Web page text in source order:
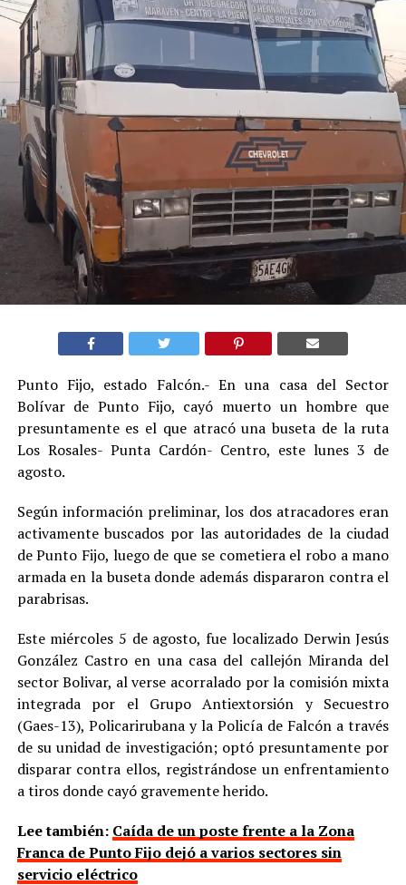
Punto Fijo, estado Falcón.- En una casa del Sector
Bolívar de Punto Fijo, cayó muerto un hombre que
presuntamente es el que atracó una buseta de la ruta
Los Rosales- Punta Cardón- Centro, este lunes 3 de
agosto.
Según información preliminar, los dos atracadores eran
activamente buscados por las autoridades de la ciudad
de Punto Fijo, luego de que se cometiera el robo a mano
armada en la buseta donde además dispararon contra el
parabrisas.
Este miércoles 5 de agosto, fue localizado Derwin Jesús
González Castro en una casa del callejón Miranda del
sector Bolivar, al verse acorralado por la comisión mixta
integrada por el Grupo Antiextorsión y Secuestro
(Gaes-13), Policarirubana y la Policía de Falcón a través
de su unidad de investigación; optó presuntamente por
disparar contra ellos, registrándose un enfrentamiento
a tiros donde cayó gravemente herido.
Lee también: Caída de un poste frente a la Zona
Franca de Punto Fijo dejó a varios sectores sin
servicio eléctrico